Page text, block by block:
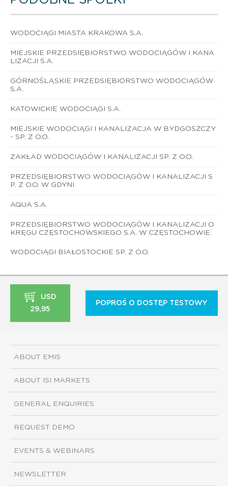
WODOCIĄGI MIASTA KRAKOWA S.A.
MIEJSKIE PRZEDSIĘBIORSTWO WODOCIĄGÓW I KANA
LIZACJI S.A.
GÓRNOŚLĄSKIE PRZEDSIĘBIORSTWO WODOCIĄGÓW
S.A.
KATOWICKIE WODOCIĄGI S.A.
MIEJSKIE WODOCIĄGI I KANALIZACJA W BYDGOSZCZY
- SP. Z O.O.
ZAKŁAD WODOCIĄGÓW I KANALIZACJI SP. Z O.O.
PRZEDSIĘBIORSTWO WODOCIĄGÓW I KANALIZACJI S
P. Z O.O. W GDYNI
AQUA S.A.
PRZEDSIĘBIORSTWO WODOCIĄGÓW I KANALIZACJI O
KRĘGU CZĘSTOCHOWSKIEGO S.A. W CZĘSTOCHOWIE
WODOCIĄGI BIAŁOSTOCKIE SP. Z O.O.
USD
29,95
POPROŚ O DOSTĘP TESTOWY
ABOUT EMIS
ABOUT ISI MARKETS
GENERAL ENQUIRIES
REQUEST DEMO
EVENTS & WEBINARS
NEWSLETTER